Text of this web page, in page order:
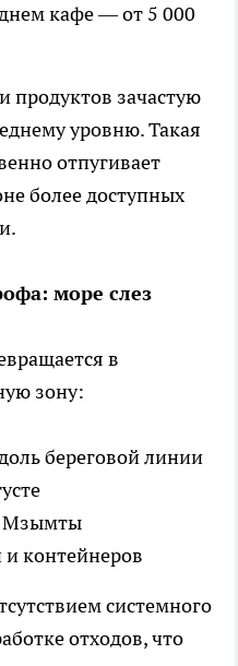
кафе — от 5 000
продуктов зачастую
уровню. Такая
отпугивает
более доступных
море слез
в
зону:
береговой линии
Мзымты
и контейнеров
системного
отходов, что